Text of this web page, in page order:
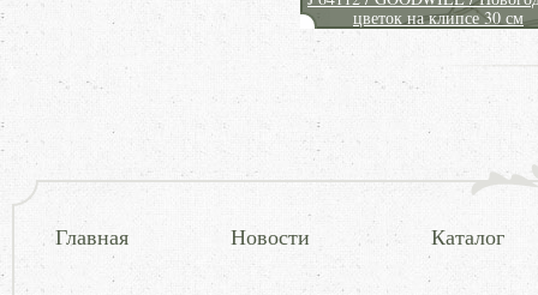
цветок на клипсе 30 см
Главная Новости Каталог